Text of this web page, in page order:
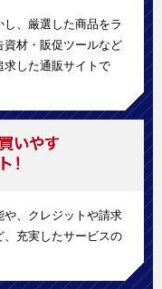
、厳選した商品をラ
資材・販促ツールなど
求した通販サイトで
や、クレジットや請求
充実したサービスの